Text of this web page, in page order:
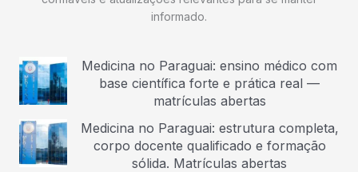
informado.
Medicina no Paraguai: ensino médico com
base científica forte e prática real —
matrículas abertas
Medicina no Paraguai: estrutura completa,
corpo docente qualificado e formação
sólida. Matrículas abertas